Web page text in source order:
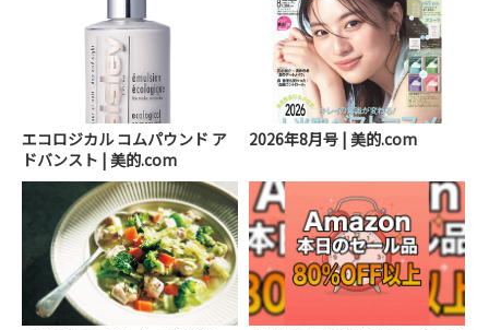
エコロジカル コムパウンド ア
ドバンスト | 美的.com
2026年8月号 | 美的.com